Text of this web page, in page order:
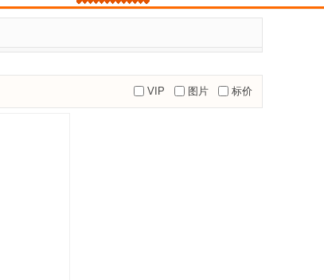
标价
图片
VIP